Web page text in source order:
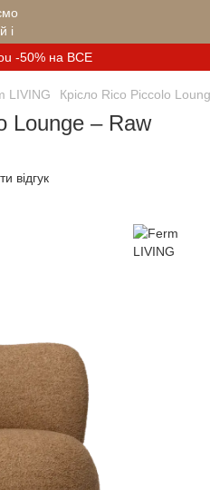
-50% на ВСЕ
LIVING Крісло Rico Piccolo
Lounge – Raw
відгук